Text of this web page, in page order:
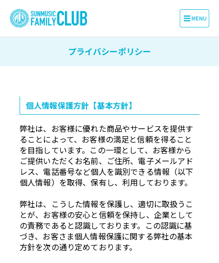
プライバシーポリシー
個人情報保護方針【基本方針】
弊社は、お客様に優れた商品やサービスを提供す
ることによって、お客様の満足と信頼を得ること
を目指しています。この一環として、お客様から
ご提供いただくお名前、ご住所、電子メールアド
レス、電話番号など個人を識別できる情報（以下
個人情報）を取得、保有し、利用しております。
弊社は、こうした情報を保護し、適切に取扱うこ
とが、お客様の安心と信頼を保持し、企業として
の責務であると認識しております。この認識に基
づき、お客さま個人情報保護に関する弊社の基本
方針を次の通り定めております。